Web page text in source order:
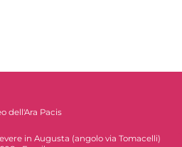
dell'Ara Pacis
in Augusta (angolo via Tomacelli)